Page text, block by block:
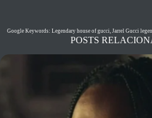
Google Keywords: Legendary house of gucci, Jarrel Gucci
POSTS